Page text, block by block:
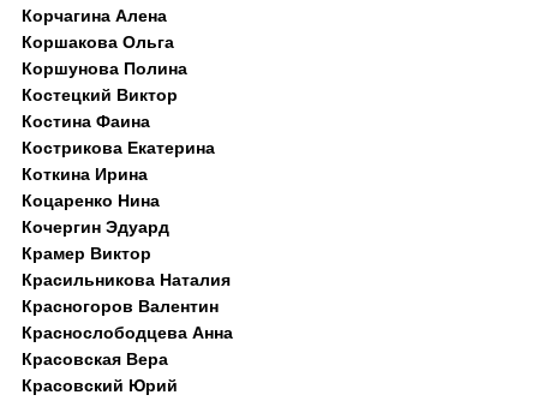
Корчагина Алена
Коршакова Ольга
Коршунова Полина
Костецкий Виктор
Костина Фаина
Кострикова Екатерина
Коткина Ирина
Коцаренко Нина
Кочергин Эдуард
Крамер Виктор
Красильникова Наталия
Красногоров Валентин
Краснослободцева Анна
Красовская Вера
Красовский Юрий